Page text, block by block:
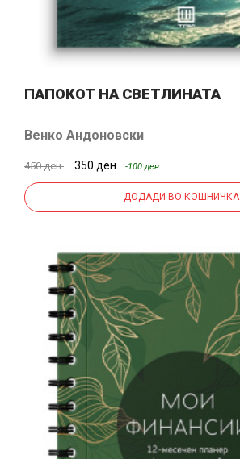
ПАПОКОТ НА СВЕТЛИНАТА
Венко Андоновски
450 ден. 350 ден. -100 ден.
ДОДАДИ ВО КОШНИЧКА